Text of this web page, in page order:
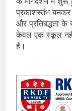
प्रकाशस्तंभ
और प्रतिबद्धता
केवल एक स्कूल
है।